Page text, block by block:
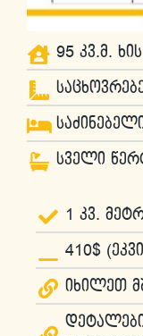
95 კვ.მ.
სველი
1 კვ.
410$
იხილეთ